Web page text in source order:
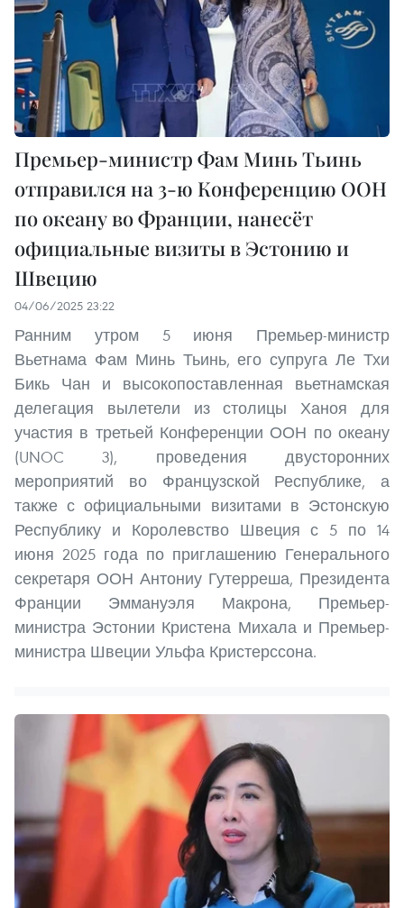
Премьер-министр Фам Минь Тьинь
отправился на 3-ю Конференцию ООН
по океану во Франции, нанесёт
официальные визиты в Эстонию и
Швецию
04/06/2025 23:22
Ранним утром 5 июня Премьер-министр
Вьетнама Фам Минь Тьинь, его супруга Ле Тхи
Бикь Чан и высокопоставленная вьетнамская
делегация вылетели из столицы Ханоя для
участия в третьей Конференции ООН по океану
(UNOC 3), проведения двусторонних
мероприятий во Французской Республике, а
также с официальными визитами в Эстонскую
Республику и Королевство Швеция с 5 по 14
июня 2025 года по приглашению Генерального
секретаря ООН Антониу Гутерреша, Президента
Франции Эммануэля Макрона, Премьер-
министра Эстонии Кристена Михала и Премьер-
министра Швеции Ульфа Кристерссона.